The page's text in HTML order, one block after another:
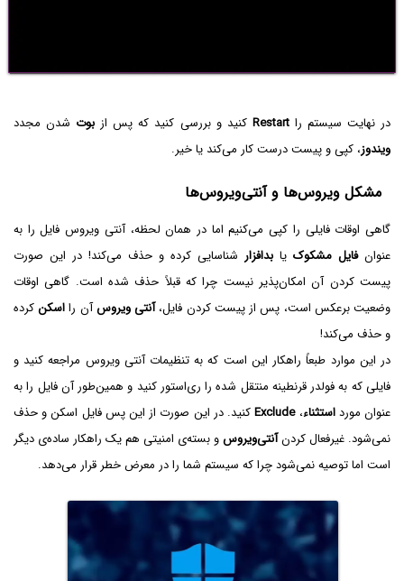
در نهایت سیستم راRestart کنید و بررسی کنید که پس از بوت شدن مجدد
ویندوز، کپی و پیست درست کار می‌کند یا خیر.
مشکل ویروس‌ها و آنتی‌ویروس‌ها
گاهی اوقات فایلی را کپی می‌کنیم اما در همان لحظه، آنتی ویروس فایل را به
عنوانفایل مشکوک یا بدافزارشناسایی کرده و حذف می‌کند! در این صورت
پیست کردن آن امکان‌پذیر نیست چرا که قبلاً حذف شده است. گاهی اوقات
وضعیت برعکس است، پس از پیست کردن فایل،آنتی ویروسآن رااسکنکرده
و حذف می‌کند!
در این موارد طبعاً راهکار این است که به تنظیمات آنتی ویروس مراجعه کنید و
فایلی که به فولدر قرنطینه منتقل شده را ری‌استور کنید و همین‌طور آن فایل را به
عنوان مورداستثناء،Excludeکنید. در این صورت از این پس فایل اسکن و حذف
نمی‌شود. غیرفعال کردنآنتی‌ویروسو بسته‌ی امنیتی هم یک راهکار ساده‌ی دیگر
است اما توصیه نمی‌شود چرا که سیستم شما را در معرض خطر قرار می‌دهد.